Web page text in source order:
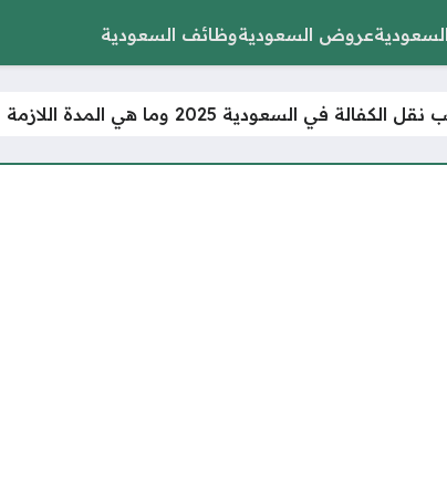
عروض السعوديةوظائف السعودية
في السعودية 2025 وما هي المدة اللازمة